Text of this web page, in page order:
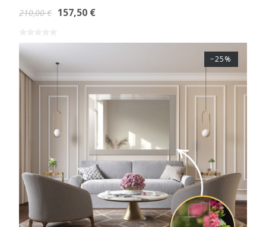
210,00 € 157,50 €
−25%